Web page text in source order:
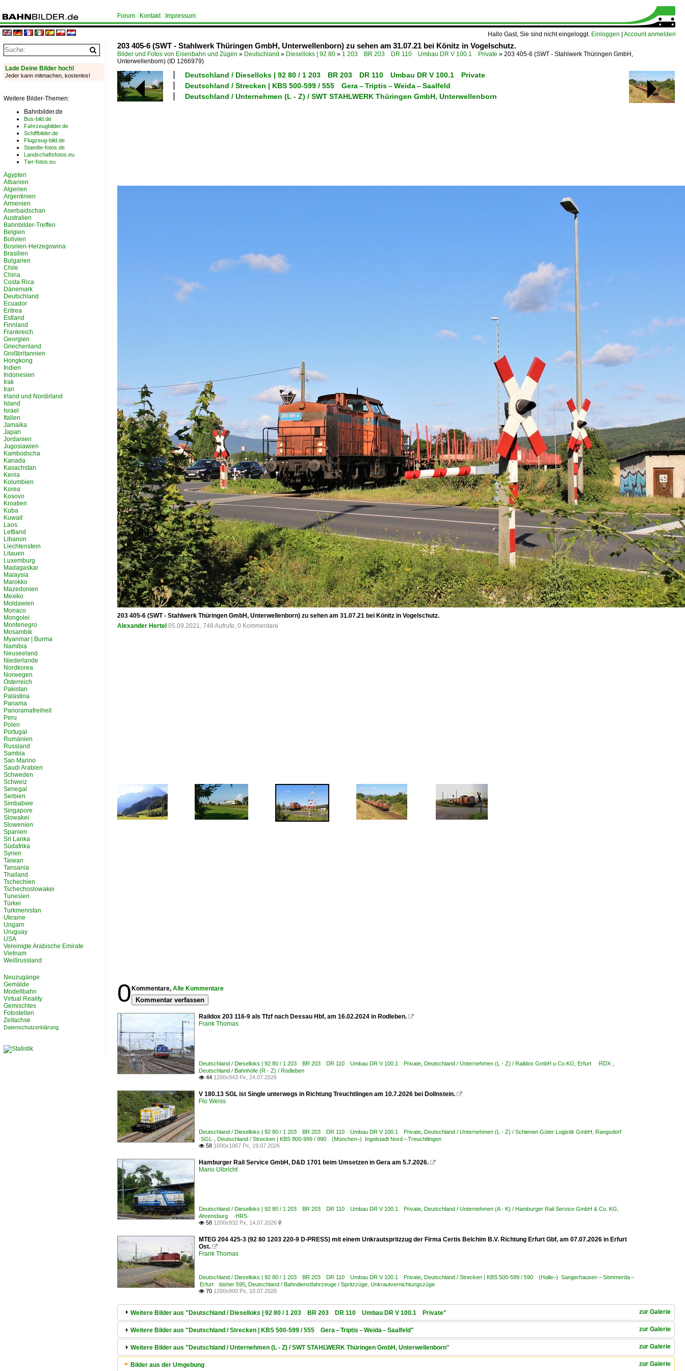
Hallo Gast, Sie sind nicht eingeloggt. Einloggen Account anmelden
Forum Kontakt Impressum
203 405-6 (SWT - Stahlwerk Thüringen GmbH, Unterwellenborn) zu sehen am 31.07.21 bei Könitz in Vogelschutz.
Bilder und Fotos von Eisenbahn und Zügen » Deutschland » Dieselloks | 92 80 » 1 203 BR 203 DR 110 Umbau DR V 100.1 Private » 203 405-6 (SWT - Stahlwerk Thüringen GmbH,
Unterwellenborn) (ID 1266979)
Deutschland / Dieselloks | 92 80 / 1 203 BR 203 DR 110 Umbau DR V 100.1 Private
Deutschland / Strecken | KBS 500-599 / 555 Gera – Triptis – Weida – Saalfeld
Deutschland / Unternehmen (L - Z) / SWT STAHLWERK Thüringen GmbH, Unterwellenborn
203 405-6 (SWT - Stahlwerk Thüringen GmbH, Unterwellenborn) zu sehen am 31.07.21 bei Könitz in Vogelschutz.
Alexander Hertel 05.09.2021, 748 Aufrufe, 0 Kommentare
0 Kommentare, Alle Kommentare
Kommentar verfassen
Raildox 203 116-9 als Tfzf nach Dessau Hbf, am 16.02.2024 in Rodleben. 
Frank Thomas
Deutschland / Dieselloks | 92 80 / 1 203 BR 203 DR 110 Umbau DR V 100.1 Private Deutschland / Unternehmen (L - Z) / Raildox GmbH u Co.KG, Erfurt ·RDX·
Deutschland / Bahnhöfe (R - Z) / Rodleben
 44 1200x943 Px, 24.07.2026
V 180.13 SGL ist Single unterwegs in Richtung Treuchtlingen am 10.7.2026 bei Dollnstein. 
Flo Weiss
Deutschland / Dieselloks | 92 80 / 1 203 BR 203 DR 110 Umbau DR V 100.1 Private Deutschland / Unternehmen (L - Z) / Schienen Güter Logistik GmbH, Rangsdorf
·SGL· Deutschland / Strecken | KBS 800-999 / 990 (München–) Ingolstadt Nord – Treuchtlingen
 58 1600x1067 Px, 19.07.2026
Hamburger Rail Service GmbH, D&D 1701 beim Umsetzen in Gera am 5.7.2026. 
Mario Ulbricht
Deutschland / Dieselloks | 92 80 / 1 203 BR 203 DR 110 Umbau DR V 100.1 Private Deutschland / Unternehmen (A - K) / Hamburger Rail Service GmbH & Co. KG,
Ahrensburg ·HRS·
 58 1200x932 Px, 14.07.2026 
MTEG 204 425-3 (92 80 1203 220-9 D-PRESS) mit einem Unkrautspritzzug der Firma Certis Belchim B.V. Richtung Erfurt Gbf, am 07.07.2026 in Erfurt
Ost. 
Frank Thomas
Deutschland / Dieselloks | 92 80 / 1 203 BR 203 DR 110 Umbau DR V 100.1 Private Deutschland / Strecken | KBS 500-599 / 590 (Halle–) Sangerhausen – Sömmerda –
Erfurt bisher 595 Deutschland / Bahndienstfahrzeuge / Spritzzüge, Unkrautvernichtungszüge
 70 1200x800 Px, 10.07.2026
zur Galerie
Weitere Bilder aus "Deutschland / Dieselloks | 92 80 / 1 203 BR 203 DR 110 Umbau DR V 100.1 Private"
zur Galerie
Weitere Bilder aus "Deutschland / Strecken | KBS 500-599 / 555 Gera – Triptis – Weida – Saalfeld"
zur Galerie
Weitere Bilder aus "Deutschland / Unternehmen (L - Z) / SWT STAHLWERK Thüringen GmbH, Unterwellenborn"
zur Galerie
Bilder aus der Umgebung
Lade Deine Bilder hoch!
Jeder kann mitmachen, kostenlos!
Weitere Bilder-Themen:
Bahnbilder.de
Bus-bild.de
Fahrzeugbilder.de
Schiffbilder.de
Flugzeug-bild.de
Staedte-fotos.de
Landschaftsfotos.eu
Tier-fotos.eu
Ägypten
Albanien
Algerien
Argentinien
Armenien
Aserbaidschan
Australien
Bahnbilder-Treffen
Belgien
Bolivien
Bosnien-Herzegowina
Brasilien
Bulgarien
Chile
China
Costa Rica
Dänemark
Deutschland
Ecuador
Eritrea
Estland
Finnland
Frankreich
Georgien
Griechenland
Großbritannien
Hongkong
Indien
Indonesien
Irak
Iran
Irland und Nordirland
Island
Israel
Italien
Jamaika
Japan
Jordanien
Jugoslawien
Kambodscha
Kanada
Kasachstan
Kenia
Kolumbien
Korea
Kosovo
Kroatien
Kuba
Kuwait
Laos
Lettland
Libanon
Liechtenstein
Litauen
Luxemburg
Madagaskar
Malaysia
Marokko
Mazedonien
Mexiko
Moldawien
Monaco
Mongolei
Montenegro
Mosambik
Myanmar | Burma
Namibia
Neuseeland
Niederlande
Nordkorea
Norwegen
Österreich
Pakistan
Palästina
Panama
Panoramafreiheit
Peru
Polen
Portugal
Rumänien
Russland
Sambia
San Marino
Saudi Arabien
Schweden
Schweiz
Senegal
Serbien
Simbabwe
Singapore
Slowakei
Slowenien
Spanien
Sri Lanka
Südafrika
Syrien
Taiwan
Tansania
Thailand
Tschechien
Tschechoslowakei
Tunesien
Türkei
Turkmenistan
Ukraine
Ungarn
Uruguay
USA
Vereinigte Arabische Emirate
Vietnam
Weißrussland
Neuzugänge
Gemälde
Modellbahn
Virtual Reality
Gemischtes
Fotostellen
Zeitachse
Datenschutzerklärung